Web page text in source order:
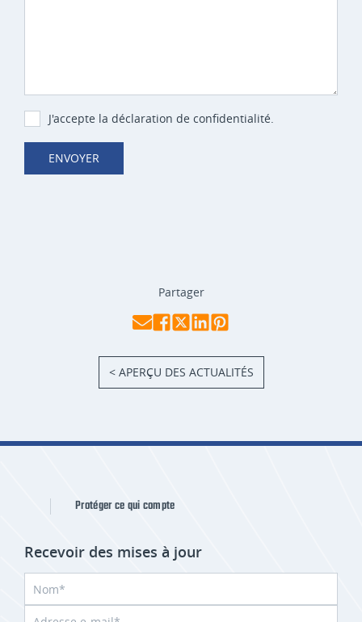
J'accepte la déclaration de confidentialité.
ENVOYER
Partager
< APERÇU DES ACTUALITÉS
Protéger ce qui compte
Recevoir des mises à jour